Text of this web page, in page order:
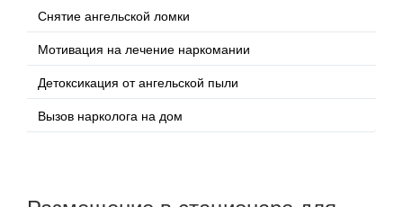
Снятие ангельской ломки
Мотивация на лечение наркомании
Детоксикация от ангельской пыли
Вызов нарколога на дом